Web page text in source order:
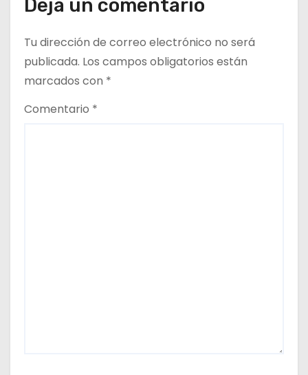
n
t
r
a
Deja un comentario
Tu dirección de correo electrónico no será
publicada. Los campos obligatorios están
marcados con *
Comentario *